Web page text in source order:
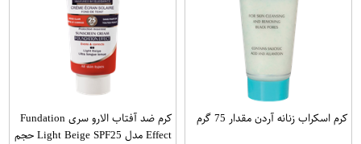
کرم اسکراب زنانه آردن مقدار 75 گرم
کرم ضد آفتاب الارو سری Fundation
Effect مدل Light Beige SPF25 حجم